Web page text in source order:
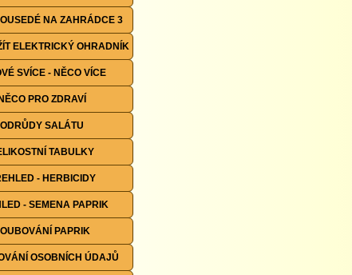
NA ZAHRÁDCE 3
ELEKTRICKÝ OHRADNÍK
SVÍCE - NĚCO VÍCE
NĚCO PRO ZDRAVÍ
ODRŮDY SALÁTU
TABULKY
- HERBICIDY
- SEMENA PAPRIK
PAPRIK
OSOBNÍCH ÚDAJŮ